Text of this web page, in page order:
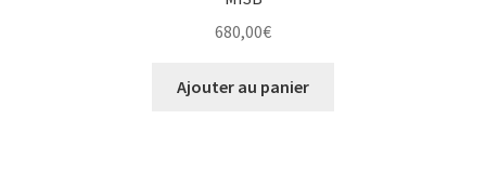
680,00€
Ajouter au panier